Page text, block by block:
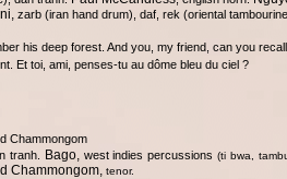
zarb (iran hand drum), daf, rek (oriental
his deep forest. And you, my friend, can you
Et toi, ami, penses-tu au dôme bleu du ciel ?
Chammongom
tranh. Bago, west indies percussions(ti bwa,
Chammongom, tenor.